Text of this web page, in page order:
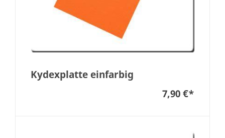
Kydexplatte einfarbig
7,90 €*